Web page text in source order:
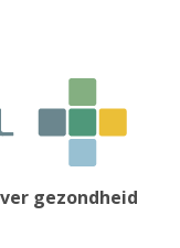
gezondheid